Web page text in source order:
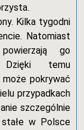
Kilka tygodni
Natomiast
go
Dzięki temu
pokrywać
przypadkach
szczególnie
w Polsce